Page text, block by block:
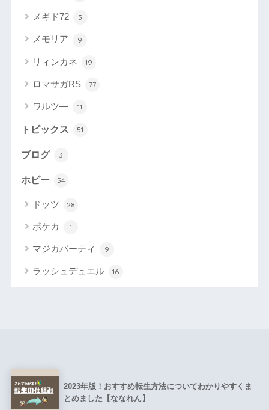
メギド72 3
メモリア 9
リィンカネ 19
ロマサガRS 77
ワルツ― 11
トピックス 51
ブログ 3
ホビー 54
ドッツ 28
ポケカ 1
マジカパーティ 9
ラッシュデュエル 16
2023年版！おすすめ転生方法についてわかりやすくま
とめました【ななれん】